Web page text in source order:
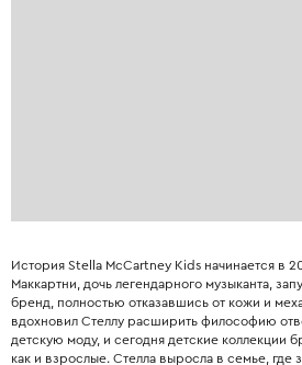
История Stella McCartney Kids начинается в
Маккартни, дочь легендарного музыканта,
бренд, полностью отказавшись от кожи и
вдохновил Стеллу расширить философию
детскую моду, и сегодня детские коллекции
как и взрослые. Стелла выросла в семье, где